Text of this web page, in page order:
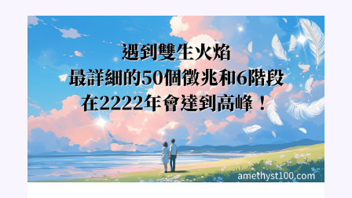
遇
到
生
火
細
的
50
徵
兆
和
6